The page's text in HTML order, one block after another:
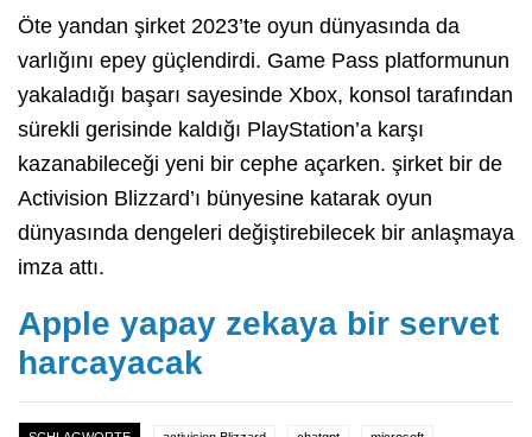
Öte yandan şirket 2023’te oyun dünyasında da
varlığını epey güçlendirdi. Game Pass platformunun
yakaladığı başarı sayesinde Xbox, konsol tarafından
sürekli gerisinde kaldığı PlayStation’a karşı
kazanabileceği yeni bir cephe açarken. şirket bir de
Activision Blizzard’ı bünyesine katarak oyun
dünyasında dengeleri değiştirebilecek bir anlaşmaya
imza attı.
Apple yapay zekaya bir servet
harcayacak